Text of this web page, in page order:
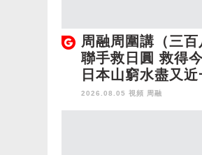
周融周圍講（三百
聯手救日圓 救得
日本山窮水盡又近
2026.08.05 視頻 周融